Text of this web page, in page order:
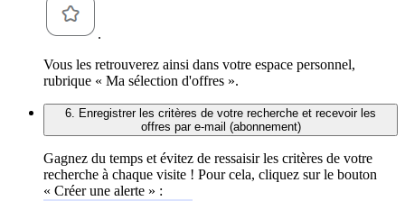
.
Vous les retrouverez ainsi dans votre espace personnel,
rubrique « Ma sélection d'offres ».
6. Enregistrer les critères de votre recherche et recevoir les
offres par e-mail (abonnement)
Gagnez du temps et évitez de ressaisir les critères de votre
recherche à chaque visite ! Pour cela, cliquez sur le bouton
« Créer une alerte » :